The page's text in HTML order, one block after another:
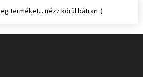
terméket... nézz körül bátran :)